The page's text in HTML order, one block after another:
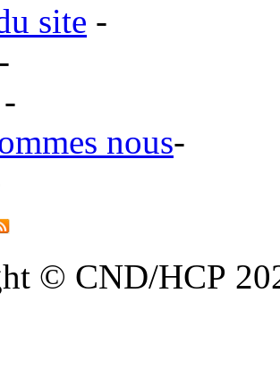
site -
-
-
nous-
© CND/HCP